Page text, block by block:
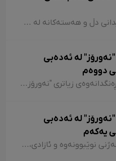
مەلای جزیری لێدانی دڵ و هەستەکانە لە شیعری کلاسیکدا. مەلای جزیری ساڵی ١٥٦٥ لە جزیری بۆتان لەدایک بووە. ناوی "ئەحمەد"ە و لە شیعردا نازناوی "نیشانی، مەلێ و مەلا"یە و لە سەدەی ١٧دا ژیاوە. مەلا ئەحمەد جزیری لەسەر دەستی باوکی (شێخ محەممەد) دەستی بە خوێندن کردووە و لە مەدرەسەی "هەکاری و عیمادی" درێژەی بە خوێندن داوە.
لە ئەدەبی
دووەم
لەم بەشەشدا ڕەنگدانەوەی زیاتری "نەورۆز" لە شیعر و دەقی کوردیدا دەخەینەڕوو. هەروەها پێویستە ئاماژەش بەوە بکەم کە وێڕای ئەوەی لەم وتارەدا ڕەنگدانەوەی "نەورۆز" لە ئەدەبی کوردیدا دەبینین، ئاوڕێکیش لە شاعیران و نووسەرانمان دەدەینەوە کە بەداخەوە ناوی هەندێکیان بە فەرامۆشی سپێردراون.
لە ئەدەبی
یەکەم
نەورۆز وەکوو جەژنی نوێبوونەوە و ئازادی، لە ئەدەبی کوردیدا و لەلای شاعیران و نووسەرانی کورد، هەمیشە جێی بایەخ و تێڕامان بووە. شاعیران و نووسەرانی کورد وەکوو دیوێکی جوانی و دەرچەیەکی ئازادی و هێمای ڕزگاریی نەتەوەیی، نەورۆزیان لەنێو شیعر و دەقەکەیاندا بەکار هێناوە. ئەم بابەتەش دەگەڕێتەوە بۆ گرێدراویی حاشاهەڵنەگری کورد و کوردستان بە نەورۆزەوە